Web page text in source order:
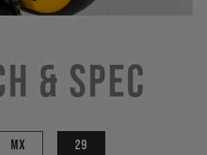
& Spec
MX 29